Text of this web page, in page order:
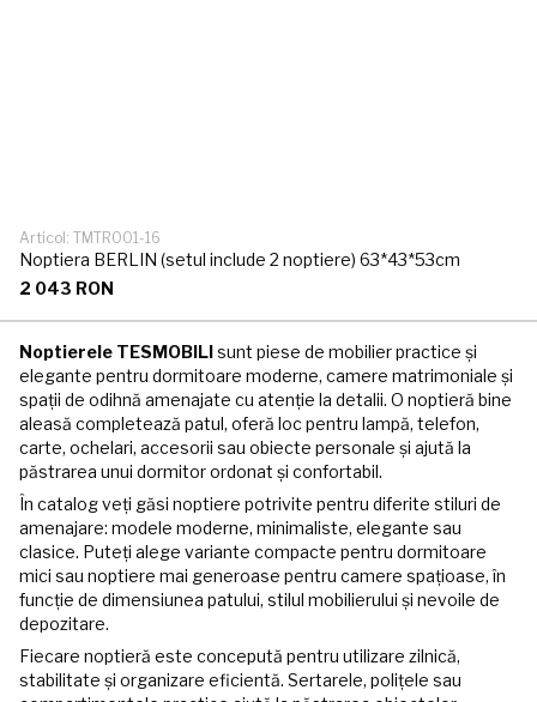
Articol: TMTR001-16
Noptiera BERLIN (setul include 2 noptiere) 63*43*53cm
2 043 RON
Noptierele TESMOBILIsunt piese de mobilier practice și
elegante pentru dormitoare moderne, camere matrimoniale și
spații de odihnă amenajate cu atenție la detalii. O noptieră bine
aleasă completează patul, oferă loc pentru lampă, telefon,
carte, ochelari, accesorii sau obiecte personale și ajută la
păstrarea unui dormitor ordonat și confortabil.
În catalog veți găsi noptiere potrivite pentru diferite stiluri de
amenajare: modele moderne, minimaliste, elegante sau
clasice. Puteți alege variante compacte pentru dormitoare
mici sau noptiere mai generoase pentru camere spațioase, în
funcție de dimensiunea patului, stilul mobilierului și nevoile de
depozitare.
Fiecare noptieră este concepută pentru utilizare zilnică,
stabilitate și organizare eficientă. Sertarele, polițele sau